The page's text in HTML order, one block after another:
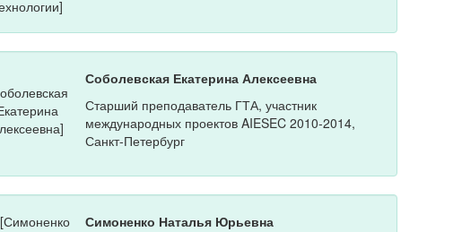
Соболевская Екатерина Алексеевна
Старший преподаватель ГТА, участник
международных проектов AIESEC 2010-2014,
Санкт-Петербург
Симоненко Наталья Юрьевна